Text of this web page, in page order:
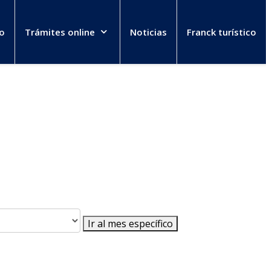
Trámites online Noticias Franck turístico
Ir al mes específico